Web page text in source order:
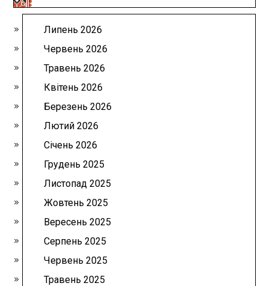
Липень 2026
Червень 2026
Травень 2026
Квітень 2026
Березень 2026
Лютий 2026
Січень 2026
Грудень 2025
Листопад 2025
Жовтень 2025
Вересень 2025
Серпень 2025
Червень 2025
Травень 2025